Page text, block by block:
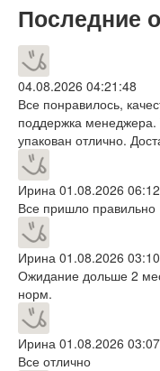
Последние
04.08.2026 04:21:48
Все понравилось,
поддержка менеджера.
упакован отлично.
Ирина 01.08.2026
Все пришло правильно
Ирина 01.08.2026
Ожидание дольше 2
норм.
Ирина 01.08.2026
Все отлично